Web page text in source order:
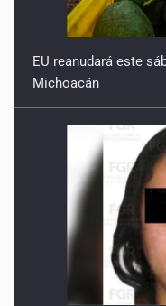
EU reanudará este
Michoacán